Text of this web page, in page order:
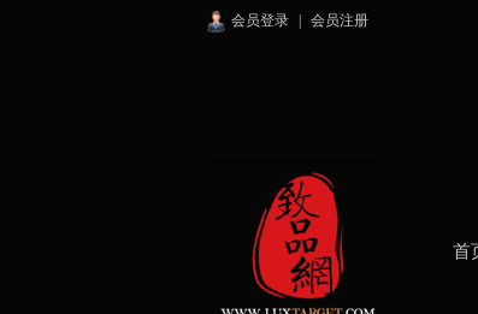
会员登录 会员注册
首